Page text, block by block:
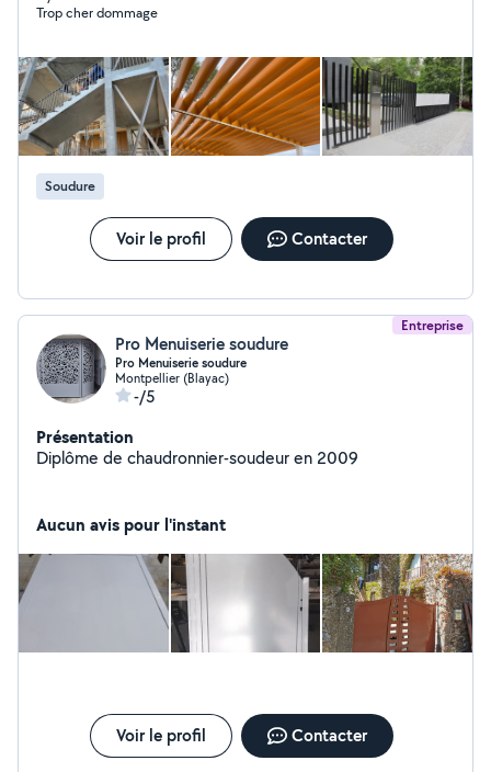
Trop cher dommage
Soudure
Voir le profil Contacter
Entreprise
Pro Menuiserie soudure
Pro Menuiserie soudure
Montpellier (Blayac)
-/5
Présentation
Diplôme de chaudronnier-soudeur en 2009
Aucun avis pour l'instant
Voir le profil Contacter